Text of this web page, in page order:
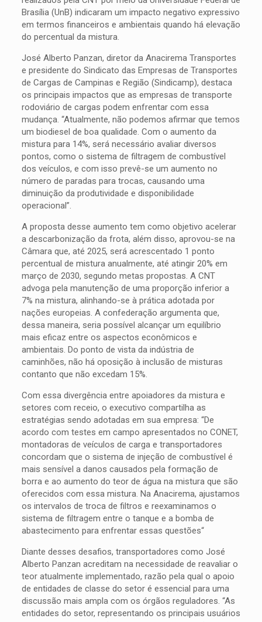
Brasília (UnB) indicaram um impacto negativo expressivo
em termos financeiros e ambientais quando há elevação
do percentual da mistura.
José Alberto Panzan, diretor da Anacirema Transportes
e presidente do Sindicato das Empresas de Transportes
de Cargas de Campinas e Região (Sindicamp), destaca
os principais impactos que as empresas de transporte
rodoviário de cargas podem enfrentar com essa
mudança. “Atualmente, não podemos afirmar que temos
um biodiesel de boa qualidade. Com o aumento da
mistura para 14%, será necessário avaliar diversos
pontos, como o sistema de filtragem de combustível
dos veículos, e com isso prevê-se um aumento no
número de paradas para trocas, causando uma
diminuição da produtividade e disponibilidade
operacional”.
A proposta desse aumento tem como objetivo acelerar
a descarbonização da frota, além disso, aprovou-se na
Câmara que, até 2025, será acrescentado 1 ponto
percentual de mistura anualmente, até atingir 20% em
março de 2030, segundo metas propostas. A CNT
advoga pela manutenção de uma proporção inferior a
7% na mistura, alinhando-se à prática adotada por
nações europeias. A confederação argumenta que,
dessa maneira, seria possível alcançar um equilíbrio
mais eficaz entre os aspectos econômicos e
ambientais. Do ponto de vista da indústria de
caminhões, não há oposição à inclusão de misturas
contanto que não excedam 15%.
Com essa divergência entre apoiadores da mistura e
setores com receio, o executivo compartilha as
estratégias sendo adotadas em sua empresa: “De
acordo com testes em campo apresentados no CONET,
montadoras de veículos de carga e transportadores
concordam que o sistema de injeção de combustível é
mais sensível a danos causados pela formação de
borra e ao aumento do teor de água na mistura que são
oferecidos com essa mistura. Na Anacirema, ajustamos
os intervalos de troca de filtros e reexaminamos o
sistema de filtragem entre o tanque e a bomba de
abastecimento para enfrentar essas questões“
Diante desses desafios, transportadores como José
Alberto Panzan acreditam na necessidade de reavaliar o
teor atualmente implementado, razão pela qual o apoio
de entidades de classe do setor é essencial para uma
discussão mais ampla com os órgãos reguladores. “As
entidades do setor, representando os principais usuários